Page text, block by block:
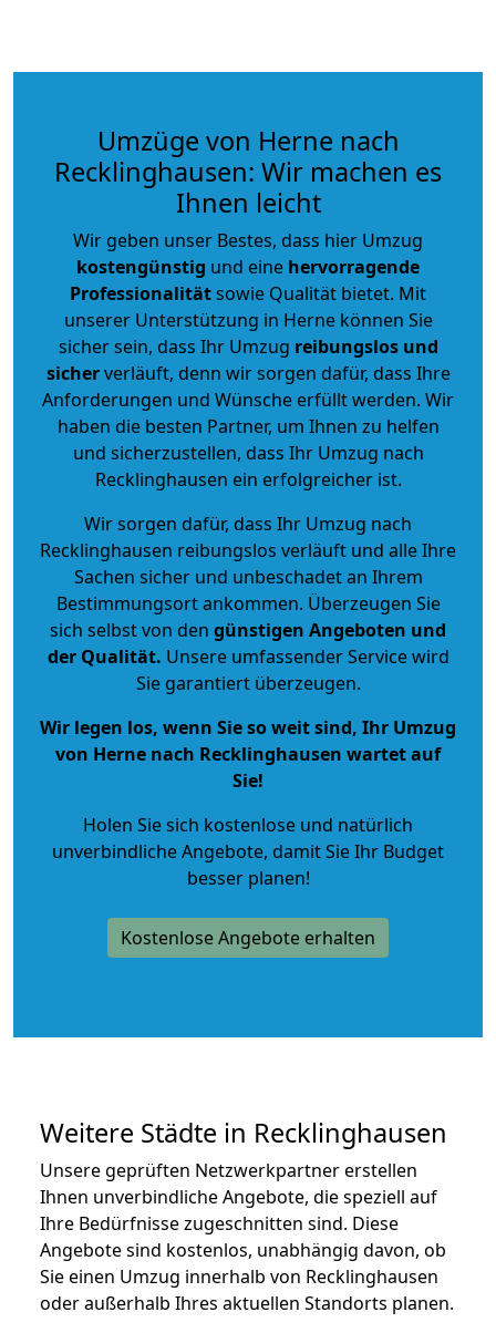
Umzüge von Herne nach
Recklinghausen: Wir machen es
Ihnen leicht
Wir geben unser Bestes, dass hier Umzug
kostengünstig und eine hervorragende
Professionalitätsowie Qualität bietet. Mit
unserer Unterstützung in Herne können Sie
sicher sein, dass Ihr Umzug reibungslos und
sicherverläuft, denn wir sorgen dafür, dass Ihre
Anforderungen und Wünsche erfüllt werden. Wir
haben die besten Partner, um Ihnen zu helfen
und sicherzustellen, dass Ihr Umzug nach
Recklinghausen ein erfolgreicher ist.
Wir sorgen dafür, dass Ihr Umzug nach
Recklinghausen reibungslos verläuft und alle Ihre
Sachen sicher und unbeschadet an Ihrem
Bestimmungsort ankommen. Überzeugen Sie
sich selbst von den günstigen Angeboten und
der Qualität. Unsere umfassender Service wird
Sie garantiert überzeugen.
Wir legen los, wenn Sie so weit sind, Ihr Umzug
von Herne nach Recklinghausen wartet auf
Sie!
Holen Sie sich kostenlose und natürlich
unverbindliche Angebote, damit Sie Ihr Budget
besser planen!
Kostenlose Angebote erhalten
Weitere Städte in Recklinghausen
Unsere geprüften Netzwerkpartner erstellen
Ihnen unverbindliche Angebote, die speziell auf
Ihre Bedürfnisse zugeschnitten sind. Diese
Angebote sind kostenlos, unabhängig davon, ob
Sie einen Umzug innerhalb von Recklinghausen
oder außerhalb Ihres aktuellen Standorts planen.